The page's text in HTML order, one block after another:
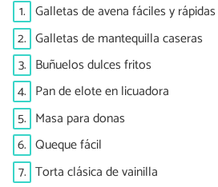
1. Galletas de avena fáciles y rápidas
2. Galletas de mantequilla caseras
3. Buñuelos dulces fritos
4. Pan de elote en licuadora
5. Masa para donas
6. Queque fácil
7. Torta clásica de vainilla